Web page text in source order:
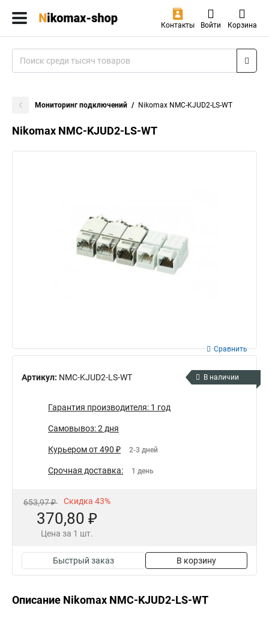
Контакты Войти Корзина
Мониторинг подключений Nikomax NMC-KJUD2-LS-WT
Nikomax NMC-KJUD2-LS-WT
Артикул: NMC-KJUD2-LS-WT
Сравнить
В наличии
Гарантия производителя: 1 год
Самовывоз: 2 дня
Курьером от 490 ₽ 2-3 дней
Срочная доставка: 1 день
653,97 ₽ Скидка 43%
370,80 ₽
Цена за 1 шт.
Быстрый заказ В корзину
Описание Nikomax NMC-KJUD2-LS-WT